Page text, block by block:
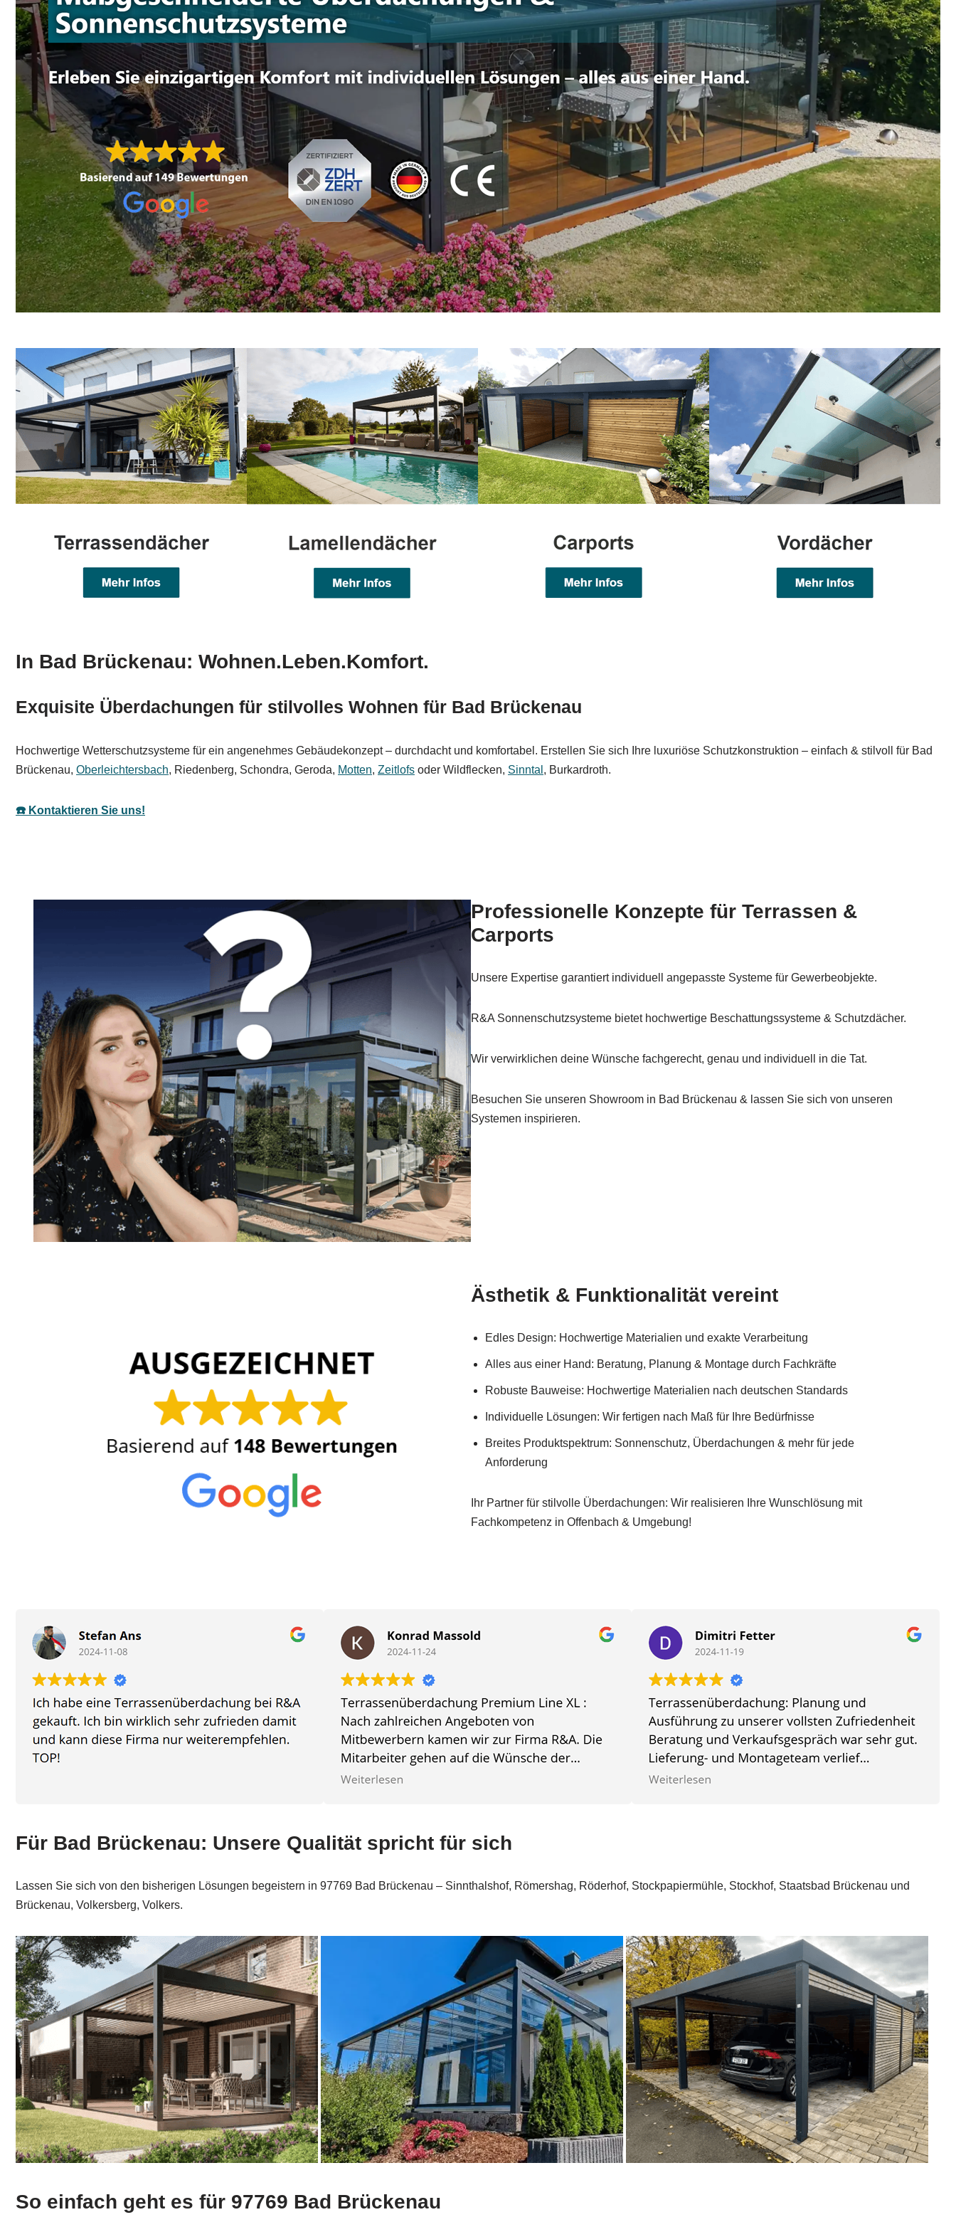
In Bad Brückenau: Wohnen.Leben.Komfort.
Exquisite Überdachungen für stilvolles Wohnen für Bad Brückenau
Hochwertige Wetterschutzsysteme für ein angenehmes Gebäudekonzept – durchdacht und komfortabel. Erstellen Sie sich Ihre luxuriöse Schutzkonstruktion – einfach & stilvoll für Bad
Brückenau, Oberleichtersbach, Riedenberg, Schondra, Geroda, Motten, Zeitlofs oder Wildflecken, Sinntal , Burkardroth.
☎️ Kontaktieren Sie uns!
Professionelle Konzepte für Terrassen &
Carports
Unsere Expertise garantiert individuell angepasste Systeme für Gewerbeobjekte.
R&A Sonnenschutzsysteme bietet hochwertige Beschattungssysteme & Schutzdächer.
Wir verwirklichen deine Wünsche fachgerecht, genau und individuell in die Tat.
Besuchen Sie unseren Showroom in Bad Brückenau & lassen Sie sich von unseren
Systemen inspirieren.
Ästhetik & Funktionalität vereint
Edles Design: Hochwertige Materialien und exakte Verarbeitung
Alles aus einer Hand: Beratung, Planung & Montage durch Fachkräfte
Robuste Bauweise: Hochwertige Materialien nach deutschen Standards
Individuelle Lösungen: Wir fertigen nach Maß für Ihre Bedürfnisse
Breites Produktspektrum: Sonnenschutz, Überdachungen & mehr für jede
Anforderung
Ihr Partner für stilvolle Überdachungen: Wir realisieren Ihre Wunschlösung mit
Fachkompetenz in Offenbach & Umgebung!
Für Bad Brückenau: Unsere Qualität spricht für sich
Lassen Sie sich von den bisherigen Lösungen begeistern in 97769 Bad Brückenau – Sinnthalshof, Römershag, Röderhof, Stockpapiermühle, Stockhof, Staatsbad Brückenau und
Brückenau, Volkersberg, Volkers.
So einfach geht es für 97769 Bad Brückenau